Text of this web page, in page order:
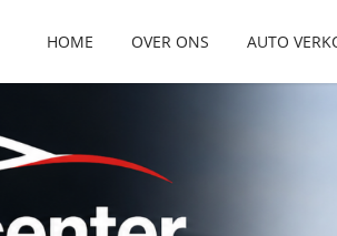
HOME OVER ONS AUTO